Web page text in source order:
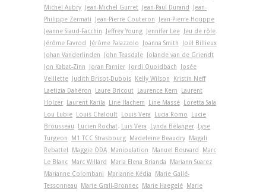
Michel Aubry
Jean-Michel Gurret Jean-Paul Durand
Jean-
Philippe Zermati
Jean-Pierre Couteron
Jean-Pierre Houppe
Jeanne Siaud-Facchin
Jeffrey Young Jennifer Lee
Jeu de rôle
Jérôme Favrod
Jérôme Palazzolo Joanna Smith
Joël Billieux
Johan Vanderlinden
John Teasdale
Jolande van de Griendt
Jon Kabat-Zinn
Joran Farnier Jordi Quoidbach
Josée
Veillette
Judith Brisot-Dubois Kelly Wilson
Kristin Neff
Laetizia Dahéron
Laure Bricout Laurence Kern
Laurent
Holzer
Laurent Karila Line Hachem Line Massé
Loretta Sala
Lou Lubie
Louis Chaloult Louis Vera Lucia Romo
Lucie
Brousseau
Lucien Rochat Luis Vera Lynda Bélanger
Lyse
Turgeon
M1 TCC Strasbourg Madeleine Beaudry
Magali
Rebattel
Maggie ODA Manipulation Manuel Bouvard
Marc
Le Blanc
Marc Willard Maria Elena Brianda
Mariann Suarez
Marianne Colombani
Marianne Kédia
Marie Gallé-
Tessonneau
Marie Grall-Bronnec Marie Haegelé
Marie